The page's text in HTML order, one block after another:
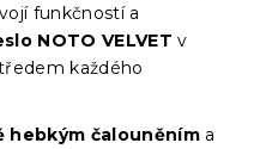
funkčností a
NOTO VELVET v
každého
hebkým čalouněním a